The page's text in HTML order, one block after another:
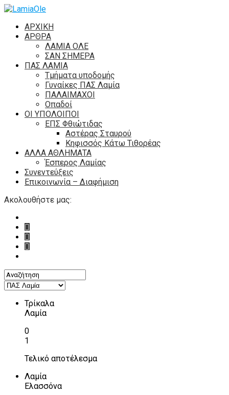
ΑΡΧΙΚΗ
ΑΡΘΡΑ
ΛΑΜΙΑ ΟΛΕ
ΣΑΝ ΣΗΜΕΡΑ
ΠΑΣ ΛΑΜΙΑ
Τμήματα υποδομής
Γυναίκες ΠΑΣ Λαμία
ΠΑΛΑΙΜΑΧΟΙ
Οπαδοί
ΟΙ ΥΠΟΛΟΙΠΟΙ
ΕΠΣ Φθιώτιδας
Αστέρας Σταυρού
Κηφισσός Κάτω Τιθορέας
ΑΛΛΑ ΑΘΛΗΜΑΤΑ
Έσπερος Λαμίας
Συνεντεύξεις
Επικοινωνία – Διαφήμιση
Ακολουθήστε μας:
Τρίκαλα
Λαμία
0
1
Τελικό αποτέλεσμα
Λαμία
Ελασσόνα